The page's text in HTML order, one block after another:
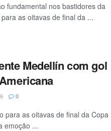
fundamental nos bastidores da
as oitavas de final da ...
Medellín com gol
0
para as oitavas de final da Copa
emoção ...